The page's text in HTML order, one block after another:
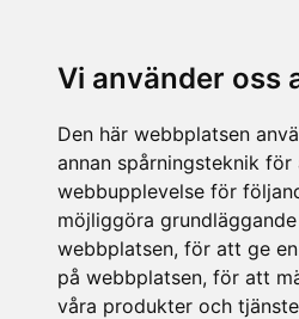
Vi använder oss
Den här webbplatsen
annan spårningsteknik
webbupplevelse för
möjliggöra
webbplatsen, för att ge
på webbplatsen, för att
våra produkter och